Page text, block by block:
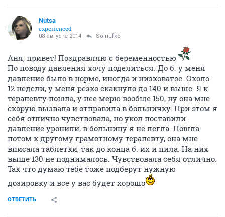
Nutsa
experienced
08 августа 2014 Solnufko
Аня, привет! Поздравляю с беременностью
По поводу давления хочу поделиться. До б. у меня
давление было в норме, иногда и низковатое. Около
12 недели, у меня резко скакнуло до 140 и выше. Я к
терапевту пошла, у нее мерю вообще 150, ну она мне
скорую вызвала и отправила в больничку. При этом я
себя отлично чувствовала, но укол поставили
давление уронили, в больницу я не легла. Пошла
потом к другому грамотному терапевту, она мне
вписала таблетки, так до конца б. их и пила. На них
выше 130 не поднималось. Чувствовала себя отлично.
Так что думаю тебе тоже подберут нужную
дозировку и все у вас будет хорошо
ОТВЕТИТЬ